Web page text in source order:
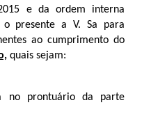
e da ordem interna
o presente a V. Sa para
ao cumprimento do
quais sejam:
no prontuário da parte